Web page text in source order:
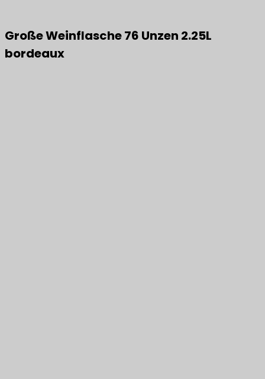
Große Weinflasche 76 Unzen 2.25L
bordeaux